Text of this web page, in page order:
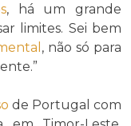
, há um grande
limites. Sei bem
, não só para
de Portugal com